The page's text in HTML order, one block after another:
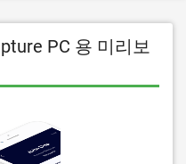
PC 용 미리보